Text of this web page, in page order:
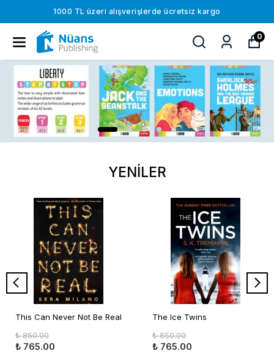
1000 TL üzeri alışverişlerde ücretsiz kargo
0
YENİLER
This Can Never Not Be Real
₺ 850.00
₺ 765.00
The Ice Twins
₺ 850.00
₺ 765.00